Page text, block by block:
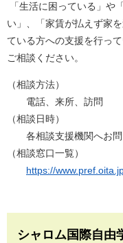
「生活に困っている」や
い」、「家賃が払えず家
ている方への支援を行っ
ご相談ください。
（相談方法）
電話、来所、訪問
（相談日時）
各相談支援機関へお問
（相談窓口一覧）
https://
シャロム国際自由